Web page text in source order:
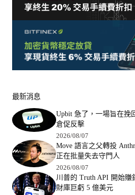
最新消息
Upbit 急了，一場旨在挽
倉促反擊
2026/08/07
Move 語言之父轉投
正在批量失去守門人
2026/08/07
川普的 Truth API 開始賺
財庫巨虧 5 億美元